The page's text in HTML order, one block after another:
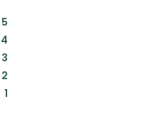
5:
4:
3:
2:
1: